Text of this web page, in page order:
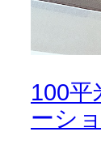
100
ーシ